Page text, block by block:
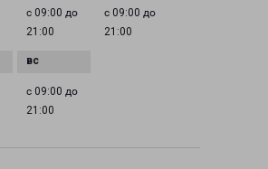
с 09:00 до
21:00
с 09:00 до
21:00
с 09:00 до
21:00